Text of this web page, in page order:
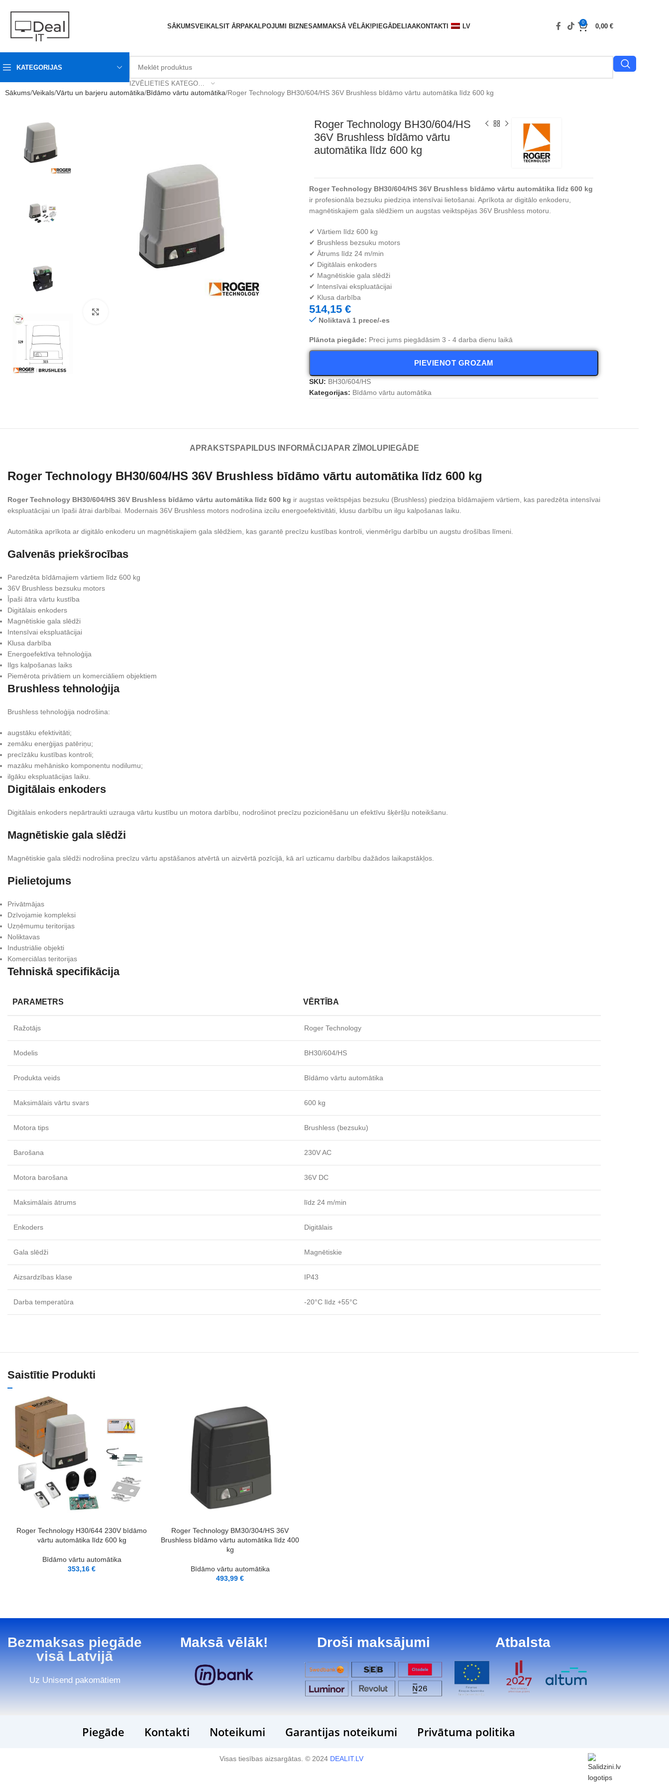
SĀKUMSVEIKALS IT ĀRPAKALPOJUMI BIZNESAM MAKSĀ VĒLĀK! PIEGĀDELIAAKONTAKTI LV
0
0,00 €
KATEGORIJAS
IZVĒLIETIES KATEGORIJU
Sākums Veikals Vārtu un barjeru automātika Bīdāmo vārtu automātika Roger Technology BH30/604/HS 36V Brushless bīdāmo vārtu automātika līdz 600 kg
Roger Technology BH30/604/HS
36V Brushless bīdāmo vārtu
automātika līdz 600 kg
Roger Technology BH30/604/HS 36V Brushless bīdāmo vārtu automātika līdz 600 kg
ir profesionāla bezsuku piedziņa intensīvai lietošanai. Aprīkota ar digitālo enkoderu,
magnētiskajiem gala slēdžiem un augstas veiktspējas 36V Brushless motoru.
✔ Vārtiem līdz 600 kg
✔ Brushless bezsuku motors
✔ Ātrums līdz 24 m/min
✔ Digitālais enkoders
✔ Magnētiskie gala slēdži
✔ Intensīvai ekspluatācijai
✔ Klusa darbība
514,15 €
Noliktavā 1 prece/-es
Plānota piegāde: Preci jums piegādāsim 3 - 4 darba dienu laikā
PIEVIENOT GROZAM
SKU: BH30/604/HS
Kategorijas: Bīdāmo vārtu automātika
APRAKSTS PAPILDUS INFORMĀCIJA PAR ZĪMOLU PIEGĀDE
Roger Technology BH30/604/HS 36V Brushless bīdāmo vārtu automātika līdz 600 kg
Roger Technology BH30/604/HS 36V Brushless bīdāmo vārtu automātika līdz 600 kg ir augstas veiktspējas bezsuku (Brushless) piedziņa bīdāmajiem vārtiem, kas paredzēta intensīvai
ekspluatācijai un īpaši ātrai darbībai. Modernais 36V Brushless motors nodrošina izcilu energoefektivitāti, klusu darbību un ilgu kalpošanas laiku.
Automātika aprīkota ar digitālo enkoderu un magnētiskajiem gala slēdžiem, kas garantē precīzu kustības kontroli, vienmērīgu darbību un augstu drošības līmeni.
Galvenās priekšrocības
Paredzēta bīdāmajiem vārtiem līdz 600 kg
36V Brushless bezsuku motors
Īpaši ātra vārtu kustība
Digitālais enkoders
Magnētiskie gala slēdži
Intensīvai ekspluatācijai
Klusa darbība
Energoefektīva tehnoloģija
Ilgs kalpošanas laiks
Piemērota privātiem un komerciāliem objektiem
Brushless tehnoloģija
Brushless tehnoloģija nodrošina:
augstāku efektivitāti;
zemāku enerģijas patēriņu;
precīzāku kustības kontroli;
mazāku mehānisko komponentu nodilumu;
ilgāku ekspluatācijas laiku.
Digitālais enkoders
Digitālais enkoders nepārtraukti uzrauga vārtu kustību un motora darbību, nodrošinot precīzu pozicionēšanu un efektīvu šķēršļu noteikšanu.
Magnētiskie gala slēdži
Magnētiskie gala slēdži nodrošina precīzu vārtu apstāšanos atvērtā un aizvērtā pozīcijā, kā arī uzticamu darbību dažādos laikapstākļos.
Pielietojums
Privātmājas
Dzīvojamie kompleksi
Uzņēmumu teritorijas
Noliktavas
Industriālie objekti
Komerciālas teritorijas
Tehniskā specifikācija
PARAMETRS VĒRTĪBA
Ražotājs Roger Technology
Modelis BH30/604/HS
Produkta veids Bīdāmo vārtu automātika
Maksimālais vārtu svars 600 kg
Motora tips Brushless (bezsuku)
Barošana 230V AC
Motora barošana 36V DC
Maksimālais ātrums līdz 24 m/min
Enkoders Digitālais
Gala slēdži Magnētiskie
Aizsardzības klase IP43
Darba temperatūra -20°C līdz +55°C
Saistītie Produkti
PIEVIENOT GROZAM
Roger Technology H30/644 230V bīdāmo
vārtu automātika līdz 600 kg
Bīdāmo vārtu automātika
353,16 €
PIEVIENOT GROZAM
Roger Technology BM30/304/HS 36V
Brushless bīdāmo vārtu automātika līdz 400
kg
Bīdāmo vārtu automātika
493,99 €
Bezmaksas piegāde
visā Latvijā
Uz Unisend pakomātiem
Maksā vēlāk! Droši maksājumi Atbalsta
Piegāde Kontakti Noteikumi Garantijas noteikumi Privātuma politika
Visas tiesības aizsargātas. © 2024 DEALIT.LV